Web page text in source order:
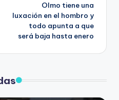
Olmo tiene una
luxación en el hombro y
todo apunta a que
será baja hasta enero